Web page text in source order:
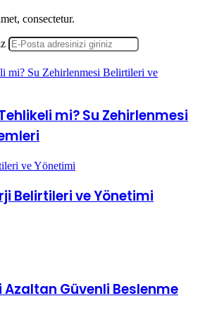
consectetur.
mi? Su Zehirlenmesi Belirtileri ve
mi? Su Zehirlenmesi
ve Yönetimi
Belirtileri ve Yönetimi
Güvenli Beslenme